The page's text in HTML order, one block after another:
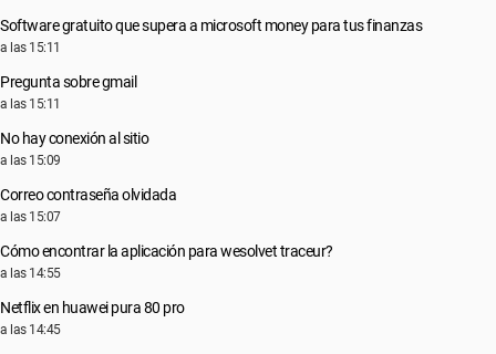
Software gratuito que supera a microsoft money para tus finanzas
a las 15:11
Pregunta sobre gmail
a las 15:11
No hay conexión al sitio
a las 15:09
Correo contraseña olvidada
a las 15:07
Cómo encontrar la aplicación para wesolvet traceur?
a las 14:55
Netflix en huawei pura 80 pro
a las 14:45